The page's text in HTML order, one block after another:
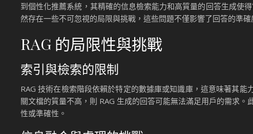
到個性化推薦系統，其精確的信息檢索能力和高質量的回答生成使
然存在一些不可忽視的局限與挑戰，這些問題不僅影響了回答的準
RAG 的局限性與挑戰
索引與檢索的限制
RAG 技術在檢索階段依賴於特定的數據庫或知識庫，這意味著其
關文檔的質量不高，則 RAG 生成的回答可能無法滿足用戶的需求
性或準確性。